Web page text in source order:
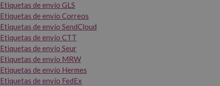
Etiquetas de envío GLS
Etiquetas de envío Correos
Etiquetas de envío SendCloud
Etiquetas de envío CTT
Etiquetas de envío Seur
Etiquetas de envío MRW
Etiquetas de envío Hermes
Etiquetas de envío FedEx